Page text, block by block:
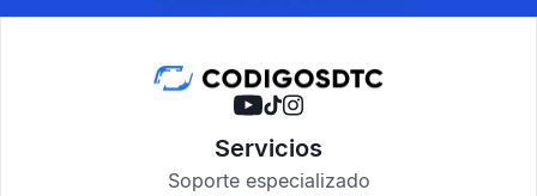
Servicios
Soporte especializado